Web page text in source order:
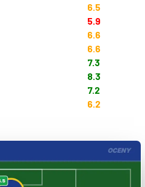
6.5
5.9
6.6
6.6
7.3
8.3
7.2
6.2